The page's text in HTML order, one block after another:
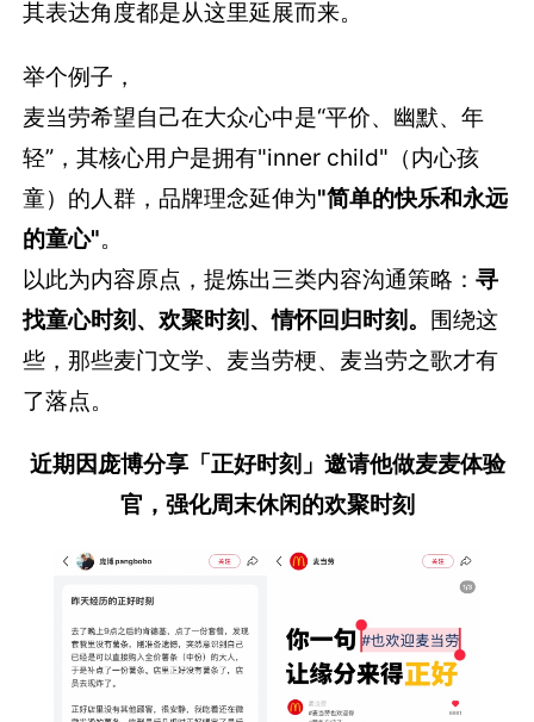
其表达角度都是从这里延展而来。
举个例子，
麦当劳希望自己在大众心中是“平价、幽默、年
轻”，其核心用户是拥有"inner child"（内心孩
童）的人群，品牌理念延伸为"简单的快乐和永远
的童心"。
以此为内容原点，提炼出三类内容沟通策略：寻
找童心时刻、欢聚时刻、情怀回归时刻。 围绕这
些，那些麦门文学、麦当劳梗、麦当劳之歌才有
了落点。
近期因庞博分享「正好时刻」邀请他做麦麦体验
官，强化周末休闲的欢聚时刻